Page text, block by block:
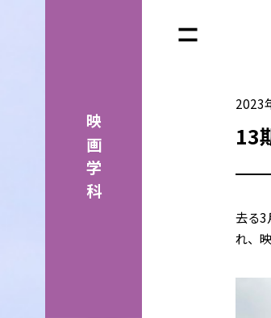
映画学科
2023
13
去る3
れ、